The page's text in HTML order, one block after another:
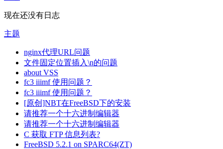
现在还没有日志
主题
nginx代理URL问题
文件固定位置插入\n的问题
about VSS
fc3 iiimf 使用问题？
fc3 iiimf 使用问题？
[原创]NBT在FreeBSD下的安装
请推荐一个十六进制编辑器
请推荐一个十六进制编辑器
C 获取 FTP 信息列表?
FreeBSD 5.2.1 on SPARC64(ZT)